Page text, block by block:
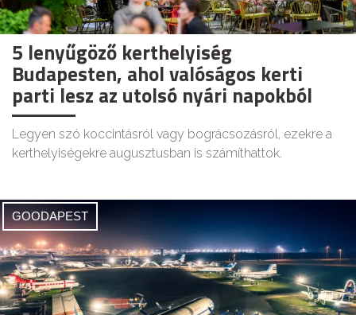
5 lenyűgöző kerthelyiség
Budapesten, ahol valóságos kerti
parti lesz az utolsó nyári napokból
Legyen szó koccintásról vagy bográcsozásról, ezekre a
kerthelyiségekre augusztusban is számíthattok.
GOODAPEST